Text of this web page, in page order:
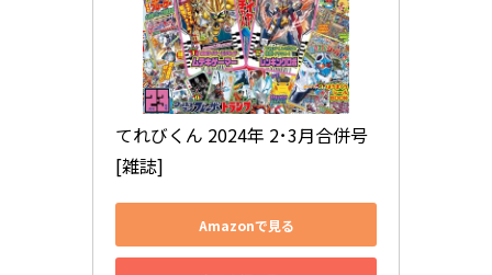
てれびくん 2024年 2･3月合併号
[雑誌]
Amazonで見る